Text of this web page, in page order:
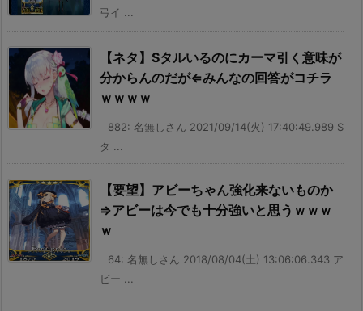
弓イ ...
【ネタ】Sタルいるのにカーマ引く意味が
分からんのだが⇐みんなの回答がコチラ
ｗｗｗｗ
882: 名無しさん 2021/09/14(火) 17:40:49.989 S
タ ...
【要望】アビーちゃん強化来ないものか
⇒アビーは今でも十分強いと思うｗｗｗ
ｗ
64: 名無しさん 2018/08/04(土) 13:06:06.343 ア
ビー ...